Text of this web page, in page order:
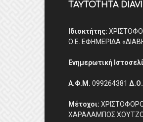
ΤΑΥΤΟΤΗΤΑ
Ιδιοκτήτης:
Ο.Ε. ΕΦΗΜΕΡΙΔΑ
Ενημερωτική
Α.Φ.Μ. 099264381
Μέτοχοι:
ΧΑΡΑΛΑΜΠΟΣ